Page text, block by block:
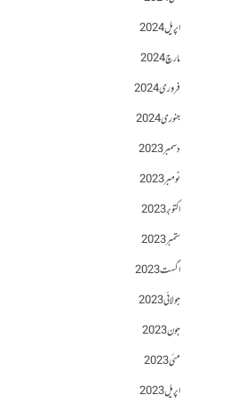
اپریل 2024
مارچ 2024
فروری 2024
جنوری 2024
دسمبر 2023
نومبر 2023
اکتوبر 2023
ستمبر 2023
اگست 2023
جولائی 2023
جون 2023
مئی 2023
اپریل 2023